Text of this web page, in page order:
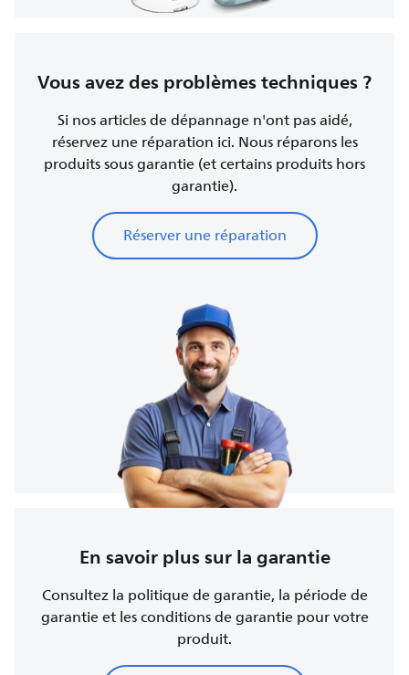
Vous avez des problèmes techniques ?
Si nos articles de dépannage n'ont pas aidé,
réservez une réparation ici. Nous réparons les
produits sous garantie (et certains produits hors
garantie).
Réserver une réparation
En savoir plus sur la garantie
Consultez la politique de garantie, la période de
garantie et les conditions de garantie pour votre
produit.